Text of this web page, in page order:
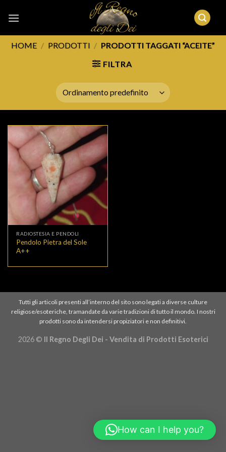
HOME / PRODOTTI / PRODOTTI TAGGATI “ACEITE”
FILTRA
RADIOSTESIA E PENDOLI
Pendolo Pietra del Sole
A++
Tutti gli articoli presenti all’interno del sito sono legati a diverse culture
religiose/esoteriche, tramandate da varie tradizioni di tutto il mondo. I nostri
prodotti sono da intendersi propiziatori e non definitivi.
2026 © Il Regno Degli Dei - Vendita di Prodotti Esoterici
How can I help you?